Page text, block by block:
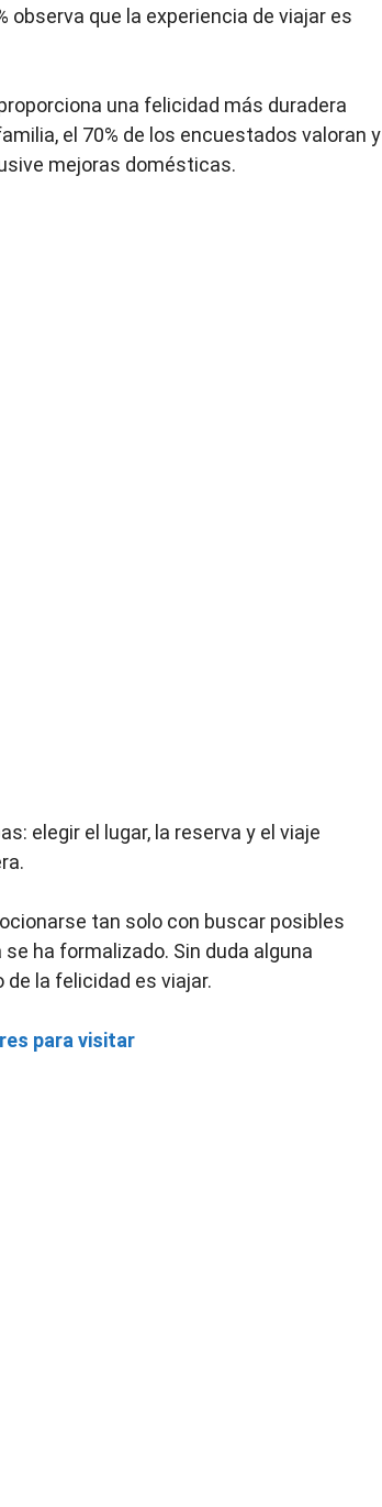
observa que la experiencia de viajar es
una felicidad más duradera
el 70% de los encuestados valoran y
mejoras domésticas.
elegir el lugar, la reserva y el viaje
tan solo con buscar posibles
ha formalizado. Sin duda alguna
la felicidad es viajar.
para visitar